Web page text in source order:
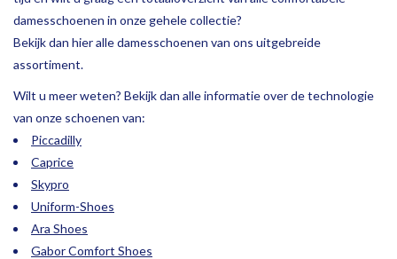
damesschoenen in onze gehele collectie?
Bekijk dan hier alle damesschoenen van ons uitgebreide
assortiment.
Wilt u meer weten? Bekijk dan alle informatie over de technologie
van onze schoenen van:
Piccadilly
Caprice
Skypro
Uniform-Shoes
Ara Shoes
Gabor Comfort Shoes